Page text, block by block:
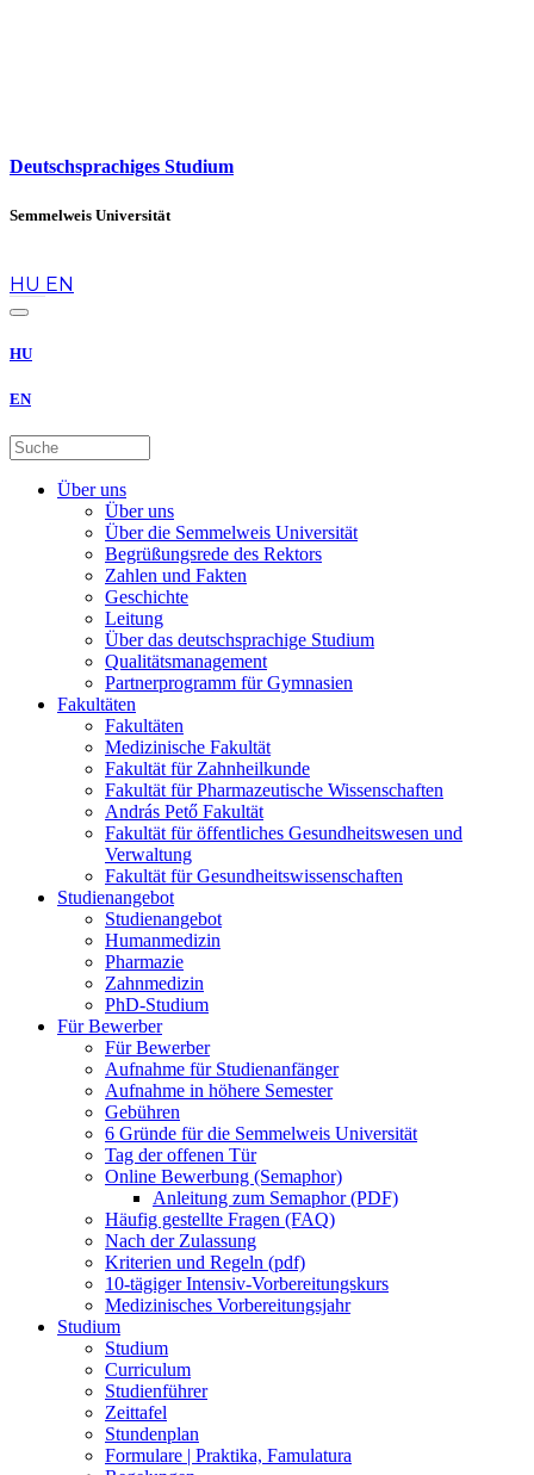
Deutschsprachiges Studium
Semmelweis Universität
HU EN
HU
EN
Über uns
Über uns
Über die Semmelweis Universität
Begrüßungsrede des Rektors
Zahlen und Fakten
Geschichte
Leitung
Über das deutschsprachige Studium
Qualitätsmanagement
Partnerprogramm für Gymnasien
Fakultäten
Fakultäten
Medizinische Fakultät
Fakultät für Zahnheilkunde
Fakultät für Pharmazeutische Wissenschaften
András Pető Fakultät
Fakultät für öffentliches Gesundheitswesen und
Verwaltung
Fakultät für Gesundheitswissenschaften
Studienangebot
Studienangebot
Humanmedizin
Pharmazie
Zahnmedizin
PhD-Studium
Für Bewerber
Für Bewerber
Aufnahme für Studienanfänger
Aufnahme in höhere Semester
Gebühren
6 Gründe für die Semmelweis Universität
Tag der offenen Tür
Online Bewerbung (Semaphor)
Anleitung zum Semaphor (PDF)
Häufig gestellte Fragen (FAQ)
Nach der Zulassung
Kriterien und Regeln (pdf)
10-tägiger Intensiv-Vorbereitungskurs
Medizinisches Vorbereitungsjahr
Studium
Studium
Curriculum
Studienführer
Zeittafel
Stundenplan
Formulare | Praktika, Famulatura